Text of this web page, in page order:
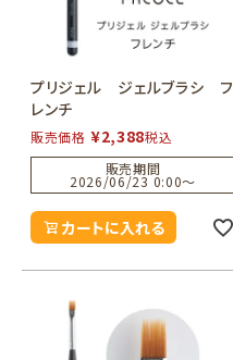
プリジェル ジェルブラシ フ
レンチ
販売価格 ¥2,388税込
販売期間
2026/06/23 0:00〜
カートに入れる